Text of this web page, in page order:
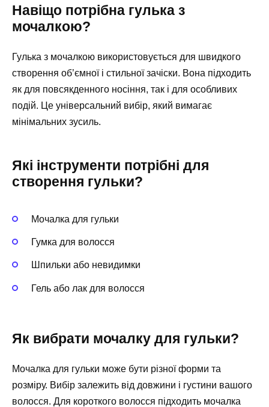
Навіщо потрібна гулька з
мочалкою?
Гулька з мочалкою використовується для швидкого
створення об’ємної і стильної зачіски. Вона підходить
як для повсякденного носіння, так і для особливих
подій. Це універсальний вибір, який вимагає
мінімальних зусиль.
Які інструменти потрібні для
створення гульки?
Мочалка для гульки
Гумка для волосся
Шпильки або невидимки
Гель або лак для волосся
Як вибрати мочалку для гульки?
Мочалка для гульки може бути різної форми та
розміру. Вибір залежить від довжини і густини вашого
волосся. Для короткого волосся підходить мочалка